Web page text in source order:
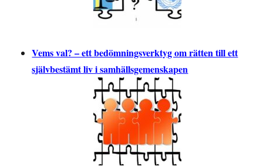
Vems val? – ett bedömningsverktyg om rätten till ett
självbestämt liv i samhällsgemenskapen